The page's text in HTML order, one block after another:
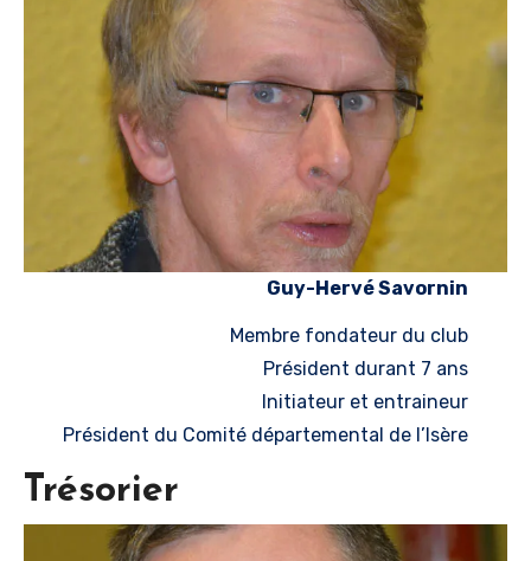
Guy-Hervé Savornin
Membre fondateur du club
Président durant 7 ans
Initiateur et entraineur
Président du Comité départemental de l’Isère
Trésorier